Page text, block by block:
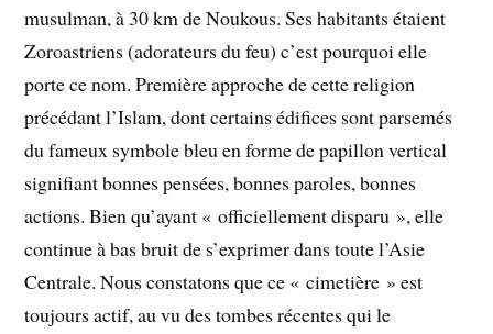
musulman, à 30 km de Noukous. Ses habitants étaient
Zoroastriens (adorateurs du feu) c’est pourquoi elle
porte ce nom. Première approche de cette religion
précédant l’Islam, dont certains édifices sont parsemés
du fameux symbole bleu en forme de papillon vertical
signifiant bonnes pensées, bonnes paroles, bonnes
actions. Bien qu’ayant « officiellement disparu », elle
continue à bas bruit de s’exprimer dans toute l’Asie
Centrale. Nous constatons que ce « cimetière » est
toujours actif, au vu des tombes récentes qui le